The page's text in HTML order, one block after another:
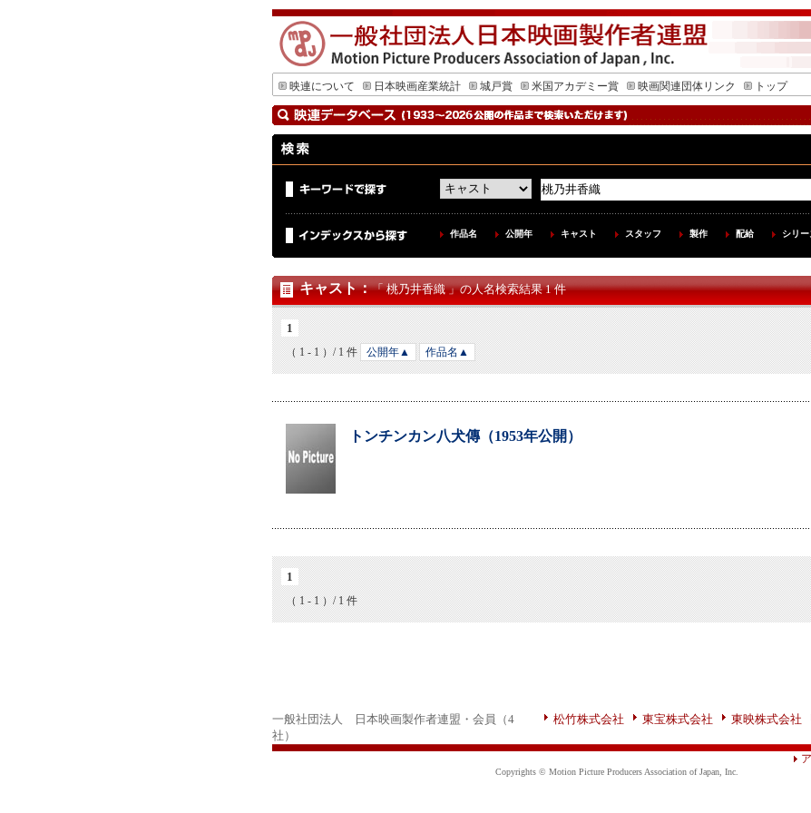
映連について
日本映画産業統計 城戸賞 米国アカデミー賞 映画関連団体リンク トップ
作品名 公開年 キャスト スタッフ 製作 配給 シリー
キャスト：「 桃乃井香織 」の人名検索結果 1 件
1
（ 1 - 1 ）/ 1 件 公開年▲ 作品名▲
トンチンカン八犬傳（1953年公開）
1
（ 1 - 1 ）/ 1 件
一般社団法人 日本映画製作者連盟・会員（4
社）
松竹株式会社 東宝株式会社 東映株式会社
Copyrights © Motion Picture Producers Association of Japan, Inc.